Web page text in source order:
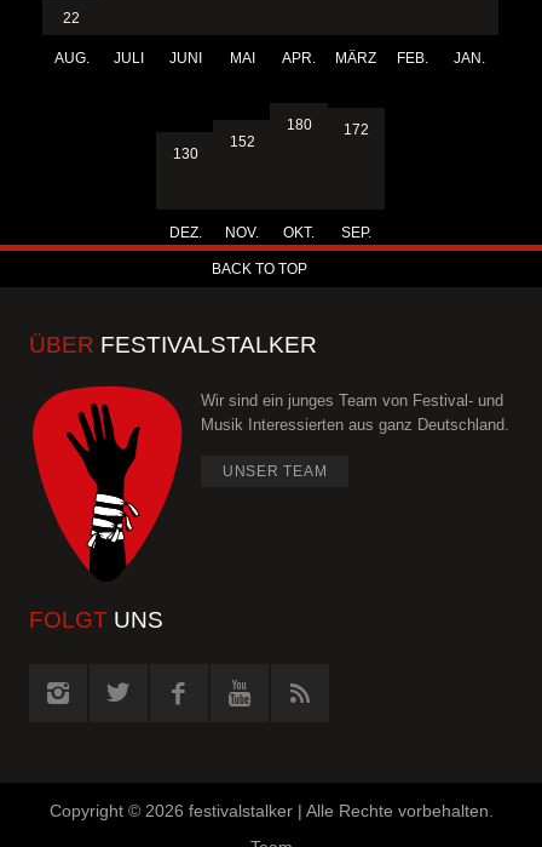
22
AUG. JULI JUNI MAI APR. MÄRZ FEB. JAN.
130
DEZ.
152
NOV.
180
OKT.
172
SEP.
BACK TO TOP
ÜBER FESTIVALSTALKER
Wir sind ein junges Team von Festival- und
Musik Interessierten aus ganz Deutschland.
UNSER TEAM
FOLGT UNS
Copyright © 2026 festivalstalker | Alle Rechte vorbehalten.